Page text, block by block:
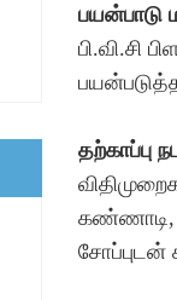
பயன்பாடு
பி.வி.சி
தற்காப்பு
கண்ணாடி,
சோப்புடன்